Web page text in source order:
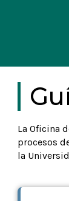
La Oficina
procesos
la